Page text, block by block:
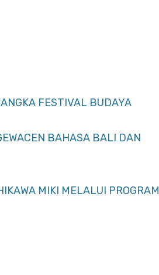
FESTIVAL BUDAYA
BAHASA BALI DAN
MIKI MELALUI PROGRAM